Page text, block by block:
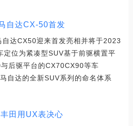
自达CX-50首发
达CX50迎来首发亮相并将于2023
定位为紧凑型SUV基于前驱横置平
后驱平台的CX70CX90等车
自达的全新SUV系列的命名体系
田用UX表决心